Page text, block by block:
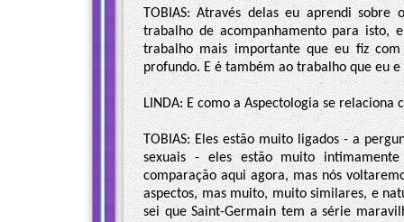
TOBIAS: Através delas eu aprendi
trabalho de acompanhamento para isto,
trabalho mais importante que eu fiz
profundo. E é também ao trabalho que eu
LINDA: E como a Aspectologia se relaciona
TOBIAS: Eles estão muito ligados - a
sexuais - eles estão muito
comparação aqui agora, mas nós
aspectos, mas muito, muito similares, e
sei que Saint-Germain tem a série